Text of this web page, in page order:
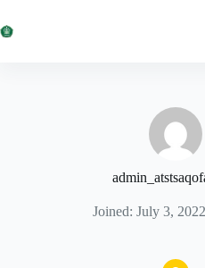
to
content
Joined: July 3, 2022